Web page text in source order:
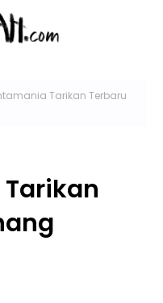
Tarikan Terbaru